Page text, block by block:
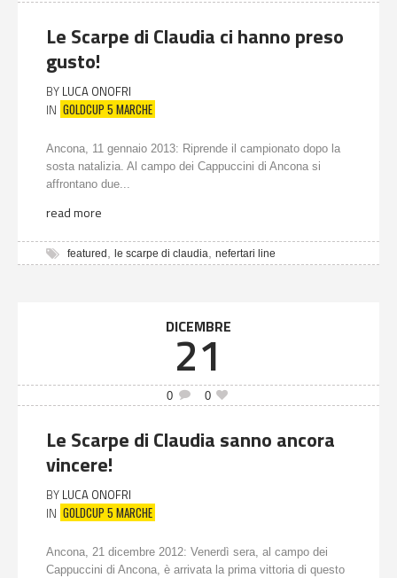
Le Scarpe di Claudia ci hanno preso
gusto!
BY LUCA ONOFRI
IN GOLDCUP 5 MARCHE
Ancona, 11 gennaio 2013: Riprende il campionato dopo la
sosta natalizia. Al campo dei Cappuccini di Ancona si
affrontano due...
read more
featured le scarpe di claudia nefertari line
DICEMBRE
21
0 0
Le Scarpe di Claudia sanno ancora
vincere!
BY LUCA ONOFRI
IN GOLDCUP 5 MARCHE
Ancona, 21 dicembre 2012: Venerdì sera, al campo dei
Cappuccini di Ancona, è arrivata la prima vittoria di questo